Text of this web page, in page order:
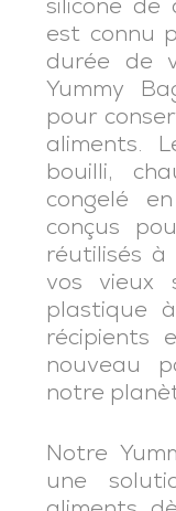
est connu
durée de
Yummy
pour
aliments.
bouilli,
congelé
conçus
réutilisés à
vos vieux
plastique
récipients
nouveau
notre
Notre
une